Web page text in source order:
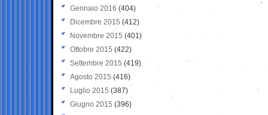
Gennaio 2016 (404)
Dicembre 2015 (412)
Novembre 2015 (401)
Ottobre 2015 (422)
Settembre 2015 (419)
Agosto 2015 (416)
Luglio 2015 (387)
Giugno 2015 (396)